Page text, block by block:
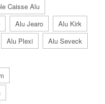
Caisse Alu
Alu Jearo
Alu Kirk
Alu Plexi
Alu Seveck